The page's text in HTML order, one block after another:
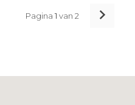
Pagina 1 van 2